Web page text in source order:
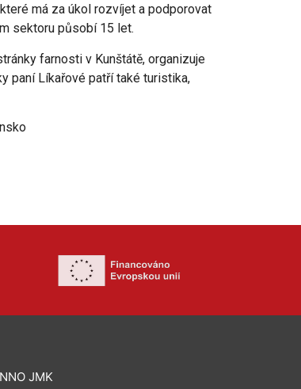
má za úkol rozvíjet a podporovat
sektoru působí 15 let.
farnosti v Kunštátě, organizuje
paní Líkařové patří také turistika,
JMK